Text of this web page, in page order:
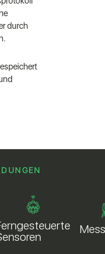
durch